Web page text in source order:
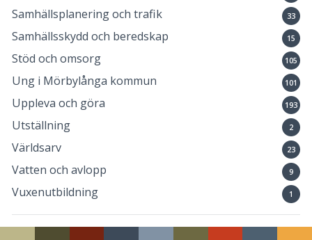
Samhällsplanering och trafik 33
Samhällsskydd och beredskap 15
Stöd och omsorg 105
Ung i Mörbylånga kommun 101
Uppleva och göra 193
Utställning 2
Världsarv 23
Vatten och avlopp 9
Vuxenutbildning 1